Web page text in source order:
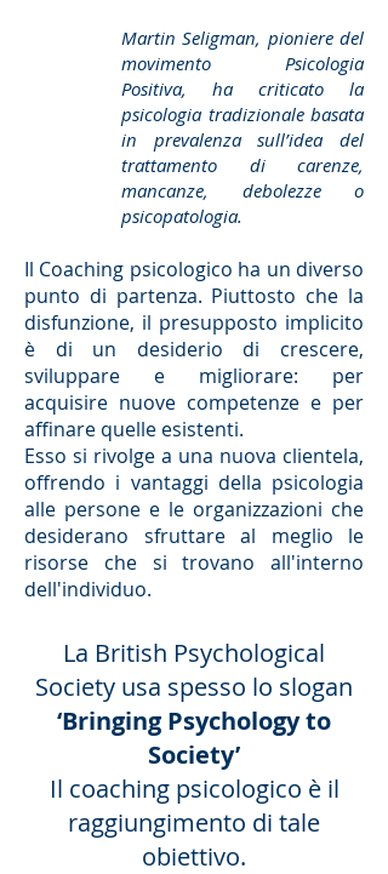
Martin Seligman, pioniere del
movimento Psicologia
Positiva, ha criticato la
psicologia tradizionale basata
in prevalenza sull’idea del
trattamento di carenze,
mancanze, debolezze o
psicopatologia.
Il Coaching psicologico ha un diverso
punto di partenza. Piuttosto che la
disfunzione, il presupposto implicito
è di un desiderio di crescere,
sviluppare e migliorare: per
acquisire nuove competenze e per
affinare quelle esistenti.
Esso si rivolge a una nuova clientela,
offrendo i vantaggi della psicologia
alle persone e le organizzazioni che
desiderano sfruttare al meglio le
risorse che si trovano all'interno
dell'individuo.
La British Psychological
Society usa spesso lo slogan
‘Bringing Psychology to
Society’
Il coaching psicologico è il
raggiungimento di tale
obiettivo.